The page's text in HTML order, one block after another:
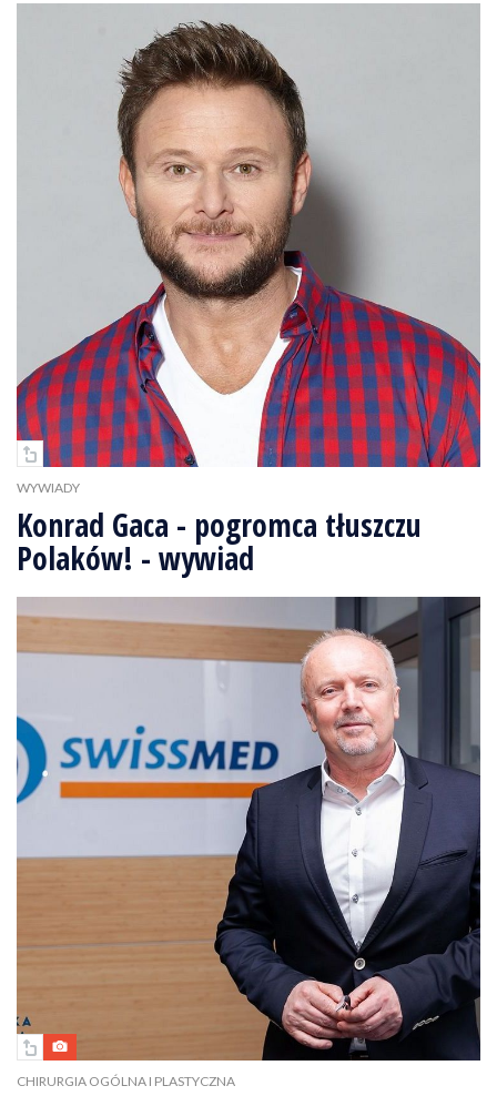
WYWIADY
Konrad Gaca - pogromca tłuszczu
Polaków! - wywiad
CHIRURGIA OGÓLNA I PLASTYCZNA